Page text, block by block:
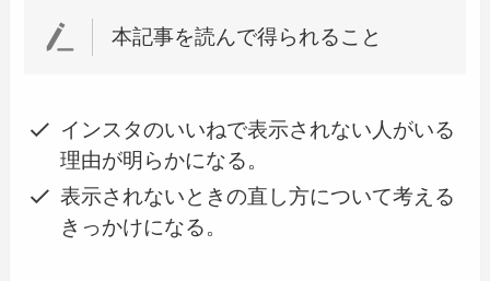
本記事を読んで得られること
インスタのいいねで表示されない人がいる
理由が明らかになる。
表示されないときの直し方について考える
きっかけになる。